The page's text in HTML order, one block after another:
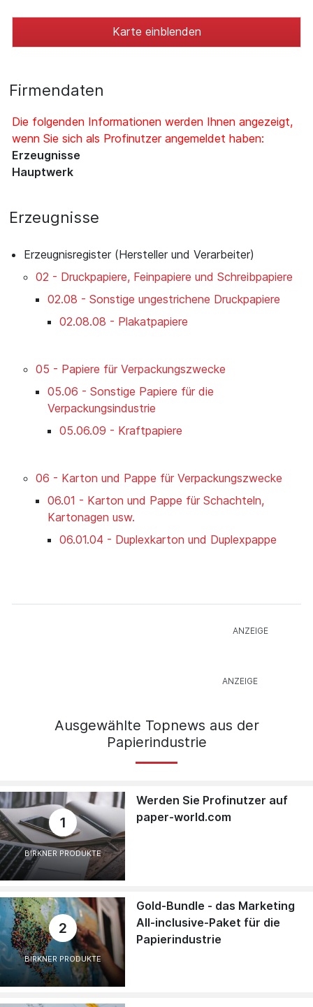
Karte einblenden
Firmendaten
Die folgenden Informationen werden Ihnen angezeigt,
wenn Sie sich als Profinutzer angemeldet haben:
Erzeugnisse
Hauptwerk
Erzeugnisse
Erzeugnisregister (Hersteller und Verarbeiter)
02 - Druckpapiere, Feinpapiere und Schreibpapiere
02.08 - Sonstige ungestrichene Druckpapiere
02.08.08 - Plakatpapiere
05 - Papiere für Verpackungszwecke
05.06 - Sonstige Papiere für die
Verpackungsindustrie
05.06.09 - Kraftpapiere
06 - Karton und Pappe für Verpackungszwecke
06.01 - Karton und Pappe für Schachteln,
Kartonagen usw.
06.01.04 - Duplexkarton und Duplexpappe
Ausgewählte Topnews aus der
Papierindustrie
1
BIRKNER PRODUKTE
Werden Sie Profinutzer auf
paper-world.com
2
BIRKNER PRODUKTE
Gold-Bundle - das Marketing
All-inclusive-Paket für die
Papierindustrie